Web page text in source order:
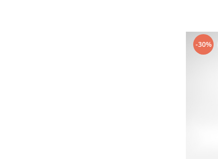
-30%